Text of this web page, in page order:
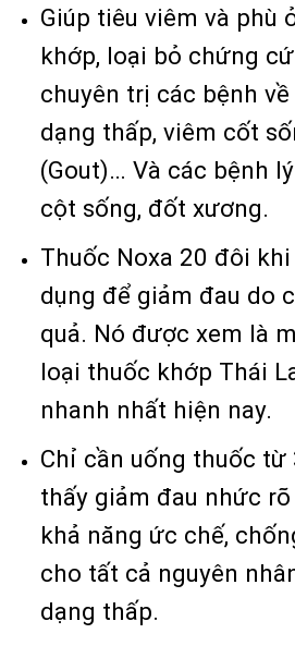
Giúp tiêu viêm và phù
khớp, loại bỏ chứng
chuyên trị các bệnh
dạng thấp, viêm cốt
(Gout)… Và các bệnh
cột sống, đốt xương.
Thuốc Noxa 20 đôi
dụng để giảm đau do
quả. Nó được xem là
loại thuốc khớp Thái
nhanh nhất hiện nay.
Chỉ cần uống thuốc từ
thấy giảm đau nhức
khả năng ức chế,
cho tất cả nguyên
dạng thấp.